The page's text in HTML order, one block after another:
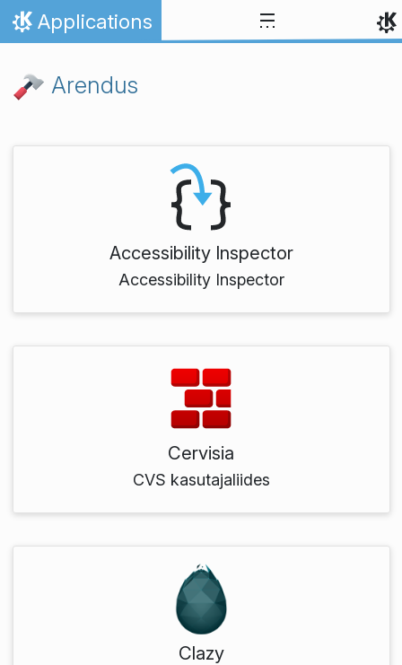
Skip to content
Home
Applications
Arendus
Accessibility Inspector
Accessibility Inspector
Cervisia
CVS kasutajaliides
Clazy